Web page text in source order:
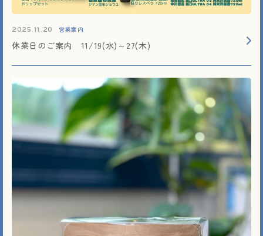
2025.11.20 営業案内
休業日のご案内 11/19(水)～27(木)